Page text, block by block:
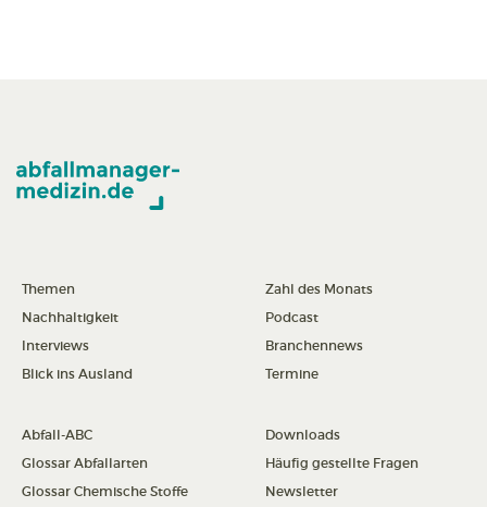
Themen
Nachhaltigkeit
Interviews
Blick ins Ausland
Zahl des Monats
Podcast
Branchennews
Termine
Abfall-ABC
Glossar Abfallarten
Glossar Chemische Stoffe
Downloads
Häufig gestellte Fragen
Newsletter